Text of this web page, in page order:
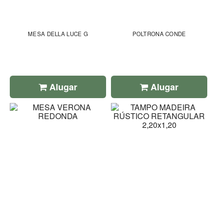
MESA DELLA LUCE G
Alugar
POLTRONA CONDE
Alugar